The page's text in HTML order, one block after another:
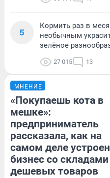
5
Кормить раз в
необычным
зелёное
27 015 13
МНЕНИЕ
«Покупаешь кота в
мешке»:
предприниматель
рассказала, как на
самом деле устроен
бизнес со складами
дешевых товаров